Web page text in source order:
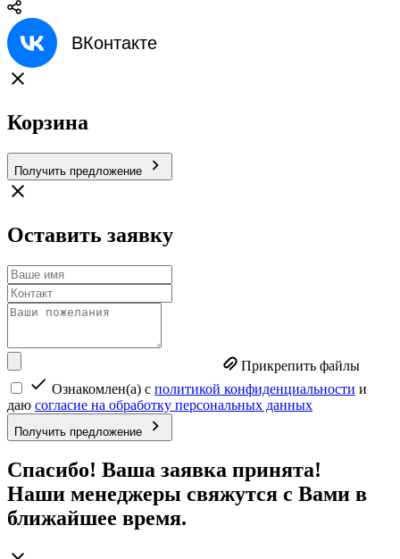
ВКонтакте
Корзина
Получить предложение
Оставить заявку
Прикрепить файлы
Ознакомлен(а) с политикой конфиденциальности и
даю согласие на обработку персональных данных
Получить предложение
Спасибо! Ваша заявка принята!
Наши менеджеры свяжутся с Вами в
ближайшее время.